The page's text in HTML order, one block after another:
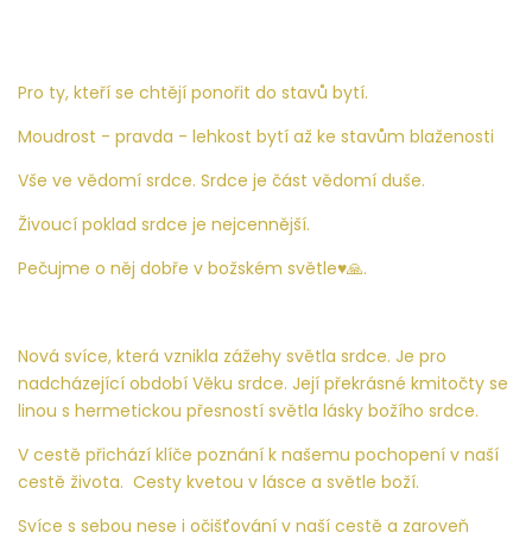
Pro ty, kteří se chtějí ponořit do stavů bytí.
Moudrost - pravda - lehkost bytí až ke stavům blaženosti
Vše ve vědomí srdce. Srdce je část vědomí duše.
Živoucí poklad srdce je nejcennější.
Pečujme o něj dobře v božském světle♥️🙏.
Nová svíce, která vznikla zážehy světla srdce. Je pro
nadcházející období Věku srdce. Její překrásné kmitočty se
linou s hermetickou přesností světla lásky božího srdce.
V cestě přichází klíče poznání k našemu pochopení v naší
cestě života. Cesty kvetou v lásce a světle boží.
Svíce s sebou nese i očišťování v naší cestě a zaroveň